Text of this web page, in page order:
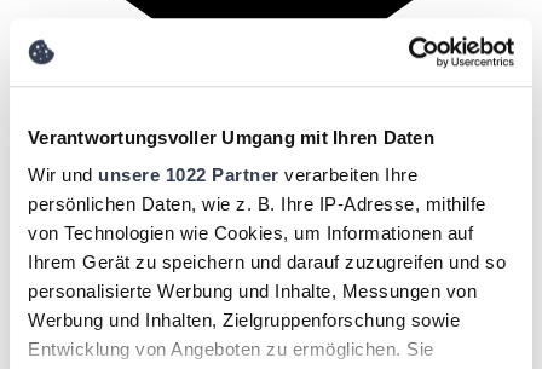
Verantwortungsvoller Umgang mit Ihren Daten
Wir und unsere 1022 Partner verarbeiten Ihre
persönlichen Daten, wie z. B. Ihre IP-Adresse, mithilfe
von Technologien wie Cookies, um Informationen auf
Ihrem Gerät zu speichern und darauf zuzugreifen und so
personalisierte Werbung und Inhalte, Messungen von
Werbung und Inhalten, Zielgruppenforschung sowie
Entwicklung von Angeboten zu ermöglichen. Sie